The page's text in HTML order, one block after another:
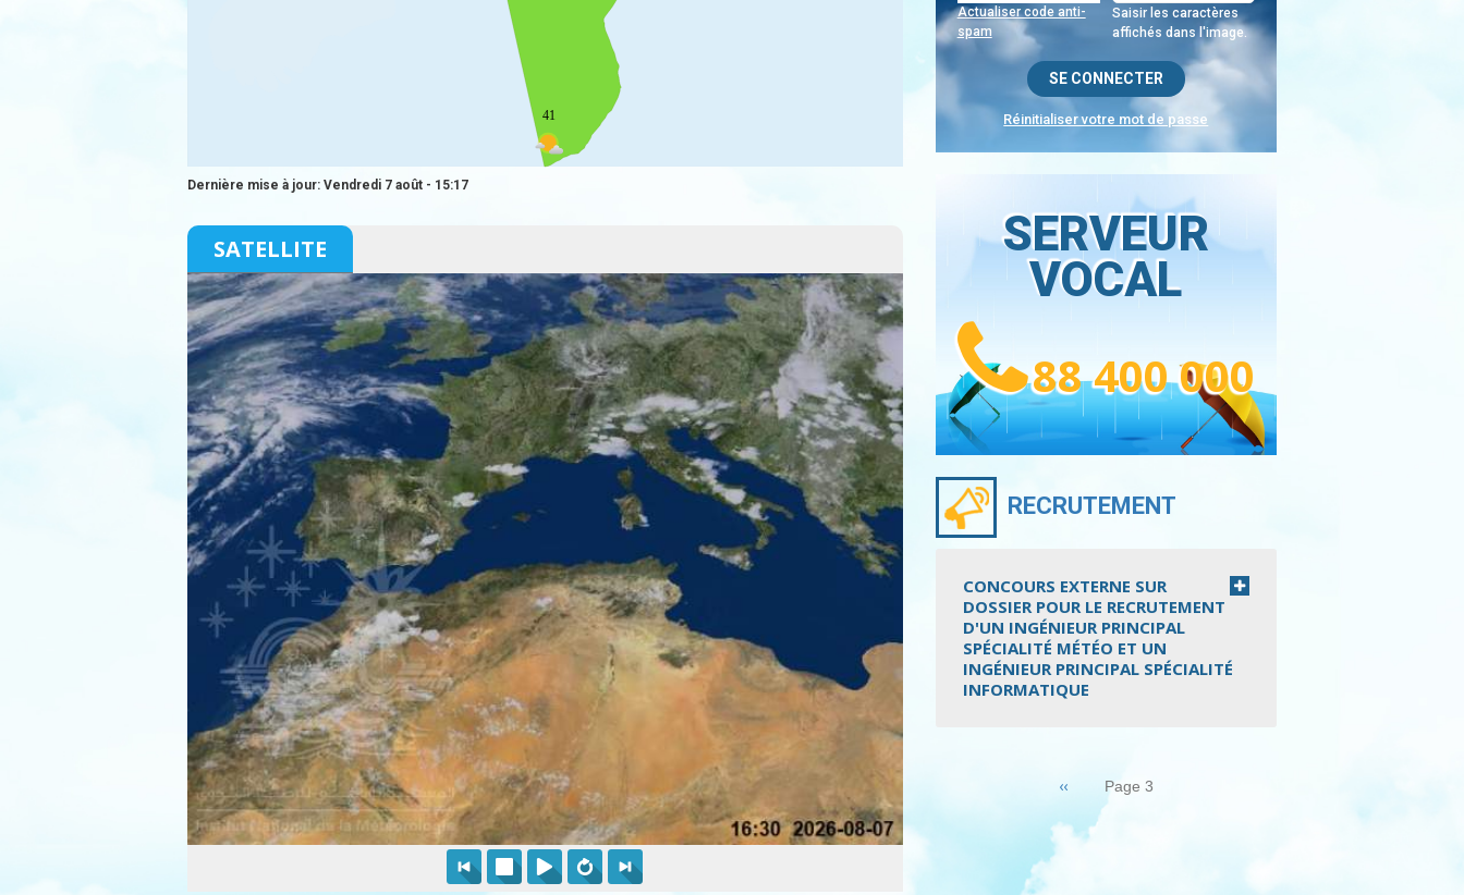
41
Dernière mise à jour: Vendredi 7 août - 15:17
SATELLITE
Saisir les caractères
affichés dans l'image.
Actualiser code anti-
spam
Réinitialiser votre mot de passe
SERVEUR
VOCAL
88 400 000
RECRUTEMENT
CONCOURS EXTERNE SUR
DOSSIER POUR LE RECRUTEMENT
D'UN INGÉNIEUR PRINCIPAL
SPÉCIALITÉ MÉTÉO ET UN
INGÉNIEUR PRINCIPAL SPÉCIALITÉ
INFORMATIQUE
Page
précédente
‹‹ Page 3